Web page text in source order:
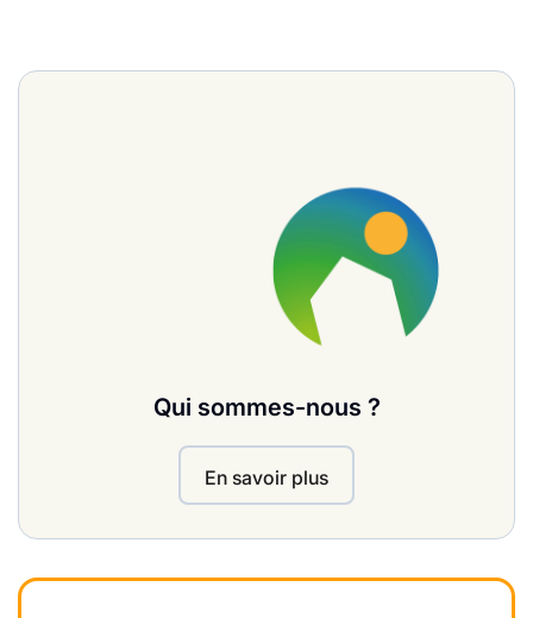
Qui sommes-nous ?
En savoir plus